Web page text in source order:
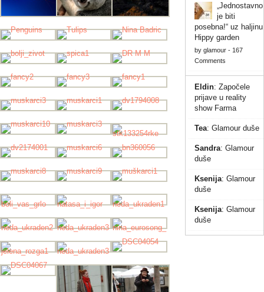
„Jednostavno
je biti
posebna!“ uz haljinu
Hippy garden
by glamour- 167
Comments
Eldin: Započele
prijave u reality
show Farma
Tea: Glamour duše
Sandra: Glamour
duše
Ksenija: Glamour
duše
Ksenija: Glamour
duše